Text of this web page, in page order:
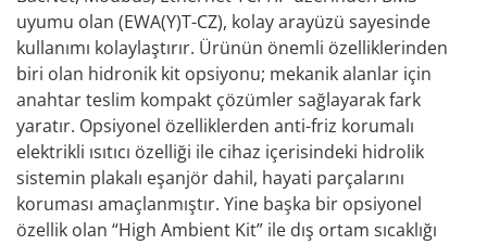
uyumu olan (EWA(Y)T-CZ), kolay arayüzü sayesinde
kullanımı kolaylaştırır. Ürünün önemli özelliklerinden
biri olan hidronik kit opsiyonu; mekanik alanlar için
anahtar teslim kompakt çözümler sağlayarak fark
yaratır. Opsiyonel özelliklerden anti-friz korumalı
elektrikli ısıtıcı özelliği ile cihaz içerisindeki hidrolik
sistemin plakalı eşanjör dahil, hayati parçalarını
koruması amaçlanmıştır. Yine başka bir opsiyonel
özellik olan “High Ambient Kit” ile dış ortam sıcaklığı